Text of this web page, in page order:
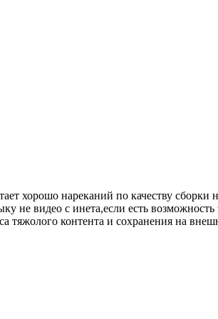
хорошо нареканий по качеству
не видео с инета,если есть
контента и сохранения на